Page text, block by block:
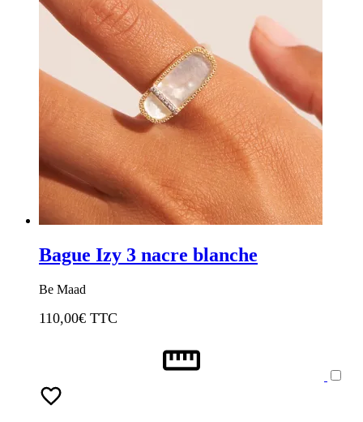
Bague Izy 3 nacre blanche
Be Maad
110,00€ TTC